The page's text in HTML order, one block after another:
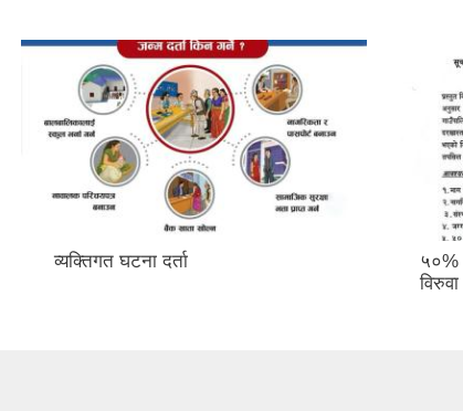
व्यक्तिगत घटना दर्ता
५०%